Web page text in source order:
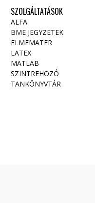
SZOLGÁLTATÁSOK
ALFA
BME JEGYZETEK
ELMEMATER
LATEX
MATLAB
SZINTREHOZÓ
TANKÖNYVTÁR